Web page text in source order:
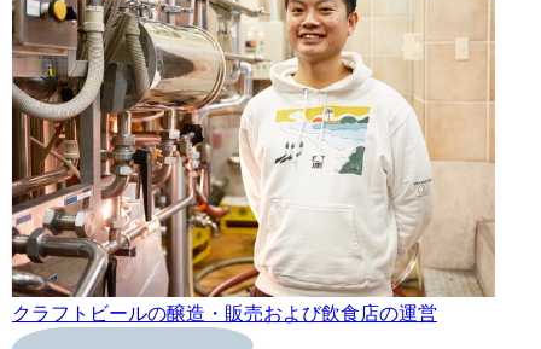
クラフトビールの醸造・販売および飲食店の運営